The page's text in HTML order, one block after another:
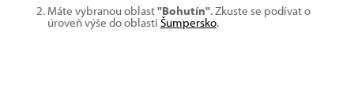
Máte vybranou oblast"Bohutín". Zkuste se podívat o
úroveň výše do oblasti Šumpersko.